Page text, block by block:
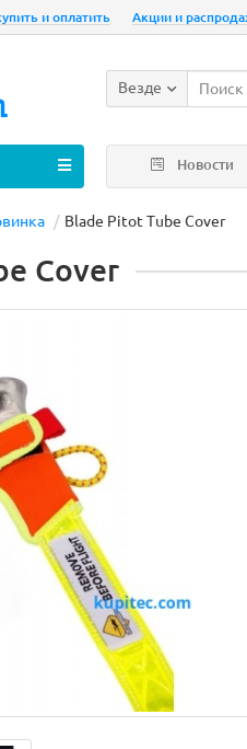
и оплатить Акции и
Везде
Новости
Blade Pitot Tube Cover
Cover